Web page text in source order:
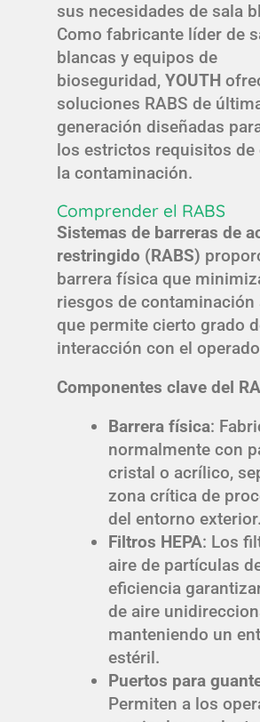
sus necesidades de sala
Como fabricante líder de
blancas y equipos de
bioseguridad, YOUTH
soluciones RABS de
generación diseñadas
los estrictos requisitos de
la contaminación.
Comprender el RABS
Sistemas de barreras de
restringido (RABS)
barrera física que
riesgos de contaminación
que permite cierto grado
interacción con el
Componentes clave del
Barrera física:
normalmente con
cristal o acrílico,
zona crítica de
del entorno exterior.
Filtros HEPA: Los
aire de partículas
eficiencia
de aire
manteniendo un
estéril.
Puertos para
Permiten a los